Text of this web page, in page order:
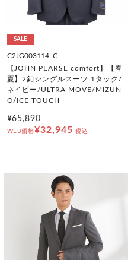
SALE
C2JG003114_C
【JOHN PEARSE comfort】【春
夏】2釦シングルスーツ 1タック/
ネイビー/ULTRA MOVE/MIZUN
O/ICE TOUCH
¥65,890
WEB価格¥32,945 税込